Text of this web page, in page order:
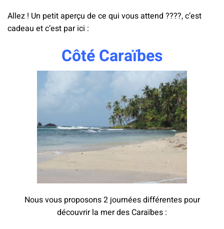
Allez ! Un petit aperçu de ce qui vous attend ????, c’est
cadeau et c’est par ici :
Côté Caraïbes
Nous vous proposons 2 journées différentes pour
découvrir la mer des Caraïbes :